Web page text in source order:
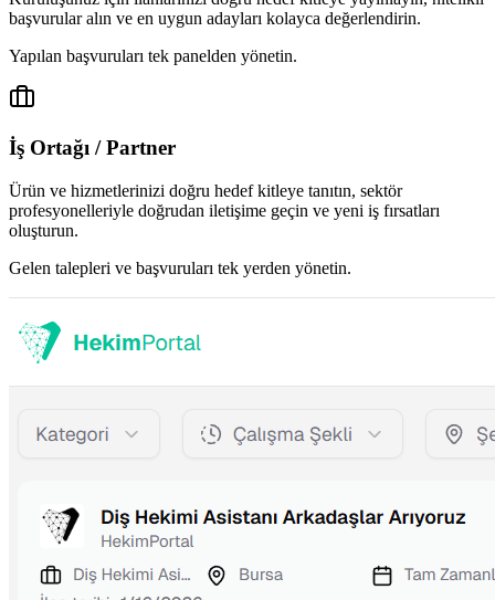
başvurular alın ve en uygun adayları kolayca değerlendirin.
Yapılan başvuruları tek panelden yönetin.
İş Ortağı / Partner
Ürün ve hizmetlerinizi doğru hedef kitleye tanıtın, sektör
profesyonelleriyle doğrudan iletişime geçin ve yeni iş fırsatları
oluşturun.
Gelen talepleri ve başvuruları tek yerden yönetin.